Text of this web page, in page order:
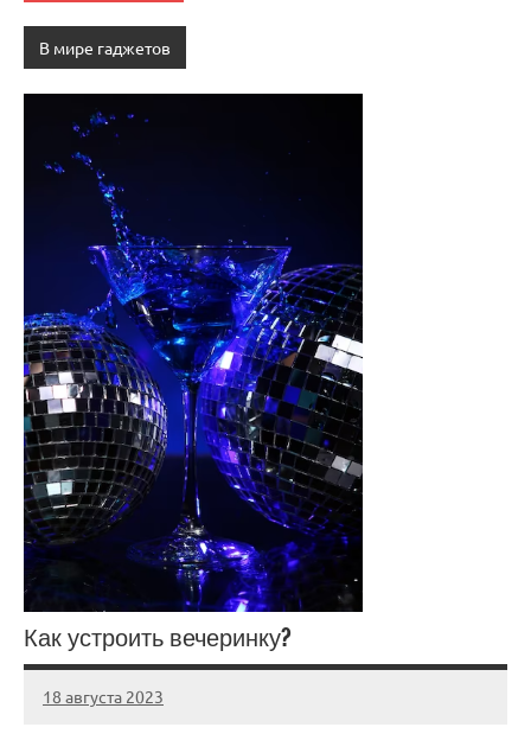
В мире гаджетов
Как устроить вечеринку?
18 августа 2023
Avtor
Нет